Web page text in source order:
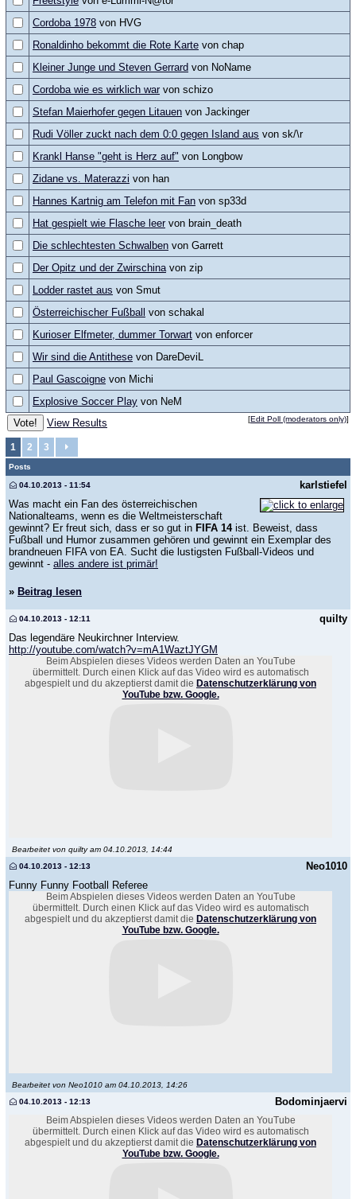
Cordoba 1978 von HVG
Ronaldinho bekommt die Rote Karte von chap
Kleiner Junge und Steven Gerrard von NoName
Cordoba wie es wirklich war von schizo
Stefan Maierhofer gegen Litauen von Jackinger
Rudi Völler zuckt nach dem 0:0 gegen Island aus von sk/\r
Krankl Hanse "geht is Herz auf" von Longbow
Zidane vs. Materazzi von han
Hannes Kartnig am Telefon mit Fan von sp33d
Hat gespielt wie Flasche leer von brain_death
Die schlechtesten Schwalben von Garrett
Der Opitz und der Zwirschina von zip
Lodder rastet aus von Smut
Österreichischer Fußball
von schakal
Kurioser Elfmeter, dummer Torwart von enforcer
Wir sind die Antithese von DareDeviL
Paul Gascoigne von Michi
Explosive Soccer Play von NeM
View Results
[Edit Poll (moderators only)]
1 2 3
Posts
karlstiefel
04.10.2013 - 11:54
Was macht ein Fan des österreichischen
Nationalteams, wenn es die Weltmeisterschaft
gewinnt? Er freut sich, dass er so gut in FIFA 14ist. Beweist, dass
Fußball und Humor zusammen gehören und gewinnt ein Exemplar des
brandneuen FIFA von EA. Sucht die lustigsten Fußball-Videos und
gewinnt - alles andere ist primär!
» Beitrag lesen
quilty
04.10.2013 - 12:11
Das legendäre Neukirchner Interview.
http://youtube.com/watch?v=mA1WaztJYGM
Beim Abspielen dieses Videos werden Daten an YouTube
übermittelt. Durch einen Klick auf das Video wird es automatisch
abgespielt und du akzeptierst damit die Datenschutzerklärung von
YouTube bzw. Google.
Bearbeitet von quilty am 04.10.2013, 14:44
Neo1010
04.10.2013 - 12:13
Funny Funny Football Referee
Beim Abspielen dieses Videos werden Daten an YouTube
übermittelt. Durch einen Klick auf das Video wird es automatisch
abgespielt und du akzeptierst damit die Datenschutzerklärung von
YouTube bzw. Google.
Bearbeitet von Neo1010 am 04.10.2013, 14:26
Bodominjaervi
04.10.2013 - 12:13
Beim Abspielen dieses Videos werden Daten an YouTube
übermittelt. Durch einen Klick auf das Video wird es automatisch
abgespielt und du akzeptierst damit die Datenschutzerklärung von
YouTube bzw. Google.